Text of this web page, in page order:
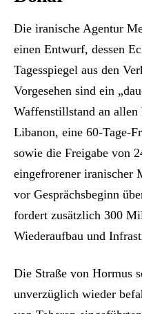
Die iranische Agentur
einen Entwurf, dessen
Tagesspiegel aus den
Vorgesehen sind ein
Waffenstillstand an
Libanon, eine 60-Tage-
sowie die Freigabe von
eingefrorener iranischer
vor Gesprächsbeginn
fordert zusätzlich 300
Wiederaufbau und
Die Straße von Hormus
unverzüglich wieder